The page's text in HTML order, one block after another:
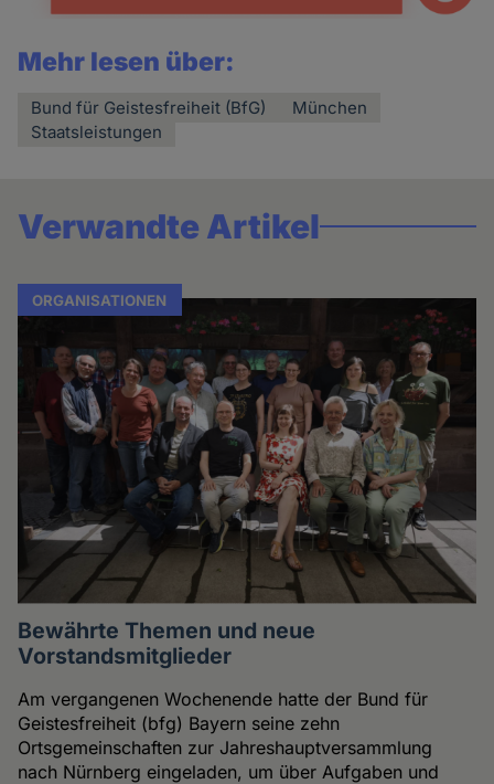
Mehr lesen über:
Bund für Geistesfreiheit (BfG)
München
Staatsleistungen
Verwandte Artikel
ORGANISATIONEN
Bewährte Themen und neue
Vorstandsmitglieder
Am vergangenen Wochenende hatte der Bund für
Geistesfreiheit (bfg) Bayern seine zehn
Ortsgemeinschaften zur Jahreshauptversammlung
nach Nürnberg eingeladen, um über Aufgaben und